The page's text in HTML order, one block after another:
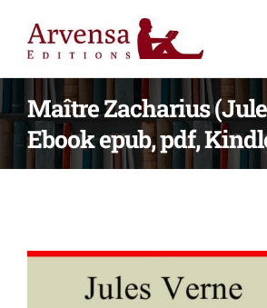
contenu
Maître Zacharius
Ebook epub, pdf,